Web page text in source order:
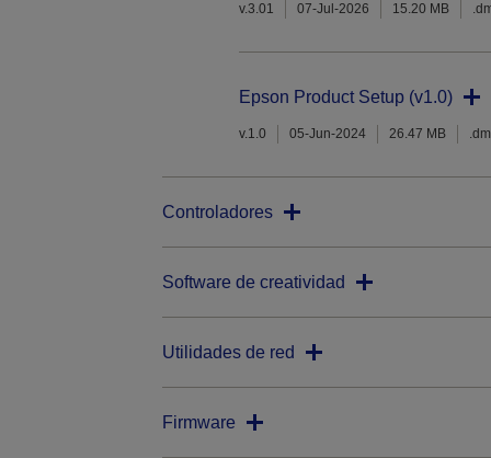
v.3.01 07-Jul-2026 15.20 MB
Epson Product Setup (v1.0)
v.1.0 05-Jun-2024 26.47 MB
Controladores
Software de creatividad
Utilidades de red
Firmware